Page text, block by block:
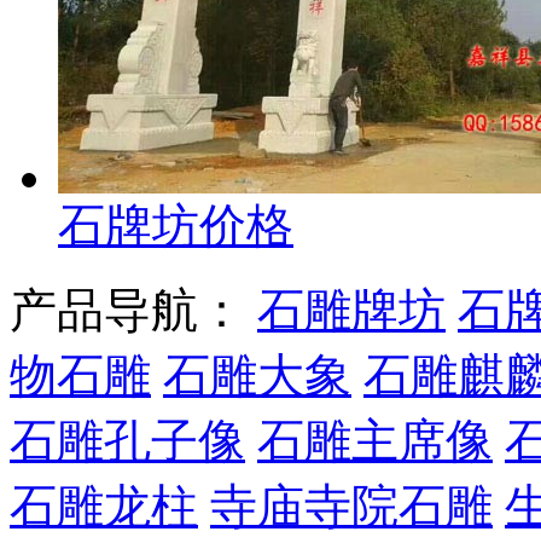
石牌坊价格
产品导航： 石雕牌坊 石
物石雕 石雕大象 石雕麒
石雕孔子像 石雕主席像
石雕龙柱 寺庙寺院石雕